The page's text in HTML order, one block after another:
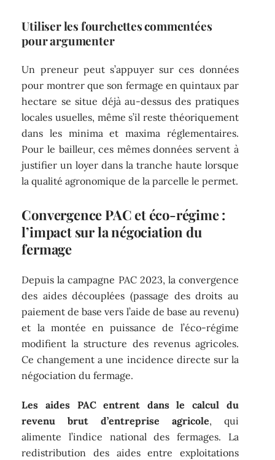
Utiliser les fourchettes commentées
pour argumenter
Un preneur peut s’appuyer sur ces données
pour montrer que son fermage en quintaux par
hectare se situe déjà au-dessus des pratiques
locales usuelles, même s’il reste théoriquement
dans les minima et maxima réglementaires.
Pour le bailleur, ces mêmes données servent à
justifier un loyer dans la tranche haute lorsque
la qualité agronomique de la parcelle le permet.
Convergence PAC et éco-régime :
l’impact sur la négociation du
fermage
Depuis la campagne PAC 2023, la convergence
des aides découplées (passage des droits au
paiement de base vers l’aide de base au revenu)
et la montée en puissance de l’éco-régime
modifient la structure des revenus agricoles.
Ce changement a une incidence directe sur la
négociation du fermage.
Les aides PAC entrent dans le calcul du
revenu brut d’entreprise agricole, qui
alimente l’indice national des fermages. La
redistribution des aides entre exploitations